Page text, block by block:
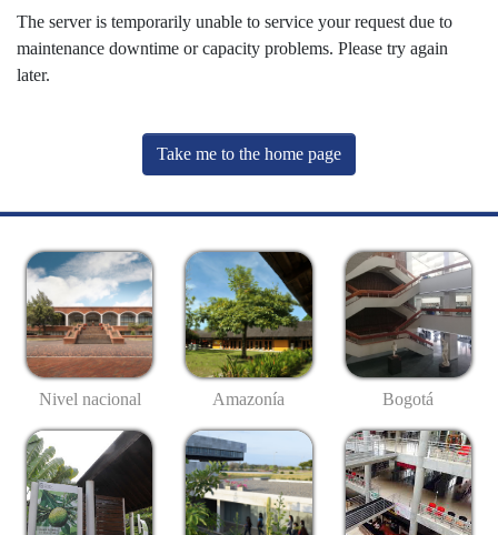
The server is temporarily unable to service your request due to
maintenance downtime or capacity problems. Please try again
later.
Take me to the home page
Nivel nacional Amazonía Bogotá